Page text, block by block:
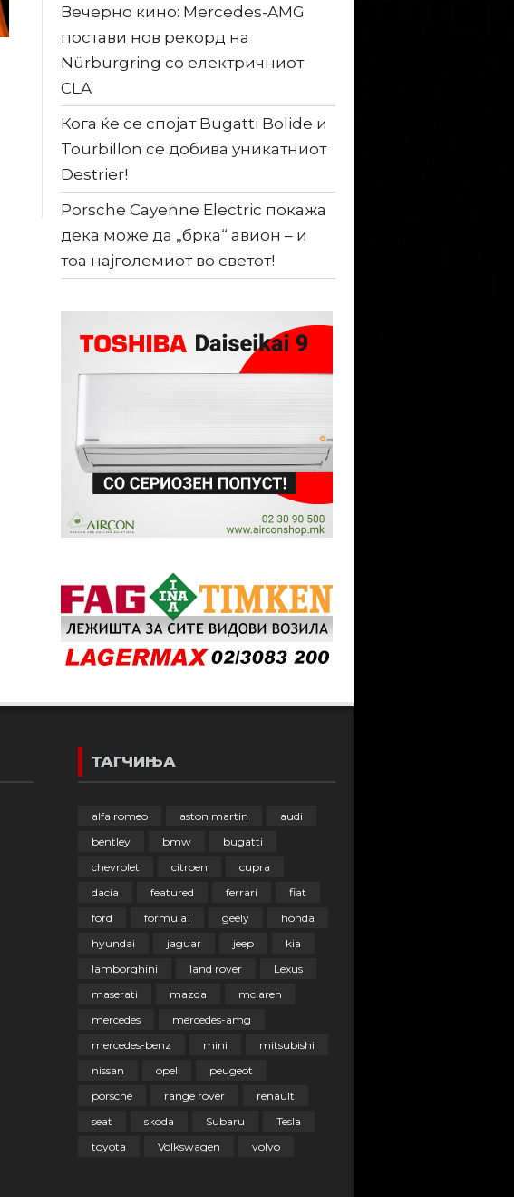
Вечерно кино: Mercedes-AMG
постави нов рекорд на
Nürburgring со електричниот
CLA
Кога ќе се спојат Bugatti Bolide и
Tourbillon се добива уникатниот
Destrier!
Porsche Cayenne Electric покажа
дека може да „брка“ авион – и
тоа најголемиот во светот!
ТАГЧИЊА
alfa romeo aston martin
audi
bentley
bmw
bugatti
chevrolet
citroen
cupra
dacia
featured ferrari
fiat
ford
formula1 geely
honda
hyundai
jaguar jeep
kia
lamborghini
land rover
Lexus
maserati
mazda
mclaren
mercedes
mercedes-amg
mercedes-benz
mini
mitsubishi
nissan
opel
peugeot
porsche
range rover
renault
seat
skoda Subaru
Tesla
toyota
Volkswagen volvo